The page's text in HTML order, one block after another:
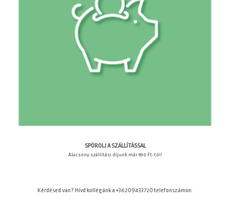
SPÓROLJ A SZÁLLÍTÁSSAL
Alacsony szállítási díjunk már 890 Ft-tól!
Kérdésed van? Hívd kollégánk a +36209433720 telefonszámon.